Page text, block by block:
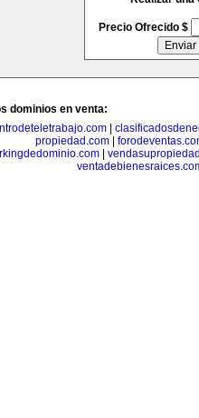
Precio Ofrecido $
dominios en venta:
propiedad.com
|